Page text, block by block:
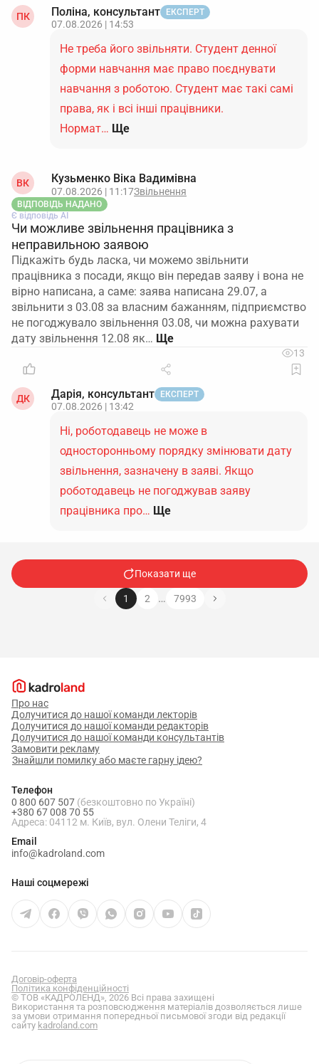
ПК Поліна, консультант ЕКСПЕРТ
07.08.2026 | 14:53
Не треба його звільняти. Студент денної
форми навчання має право поєднувати
навчання з роботою. Студент має такі самі
права, як і всі інші працівники.
Нормат… Ще
ВК Кузьменко Віка Вадимівна
07.08.2026 | 11:17Звільнення
ВІДПОВІДЬ НАДАНО
Є відповідь АІ
Чи можливе звільнення працівника з
неправильною заявою
Підкажіть будь ласка, чи можемо звільнити
працівника з посади, якщо він передав заяву і вона не
вірно написана, а саме: заява написана 29.07, а
звільнити з 03.08 за власним бажанням, підприємство
не погоджувало звільнення 03.08, чи можна рахувати
дату звільнення 12.08 як…
13
ДК Дарія, консультант ЕКСПЕРТ
07.08.2026 | 13:42
Ні, роботодавець не може в
односторонньому порядку змінювати дату
звільнення, зазначену в заяві. Якщо
роботодавець не погоджував заяву
працівника про… Ще
Показати ще
1 2 … 7993
Про нас
Долучитися до нашої команди лекторів
Долучитися до нашої команди редакторів
Долучитися до нашої команди консультантів
Замовити рекламу
Знайшли помилку або маєте гарну ідею?
Телефон
0 800 607 507 (безкоштовно по Україні)
+380 67 008 70 55
Адреса: 04112 м. Київ, вул. Олени Теліги, 4
Email
info@kadroland.com
Наші соцмережі
Договір-оферта
Політика конфіденційності
© ТОВ «КАДРОЛЕНД», 2026 Всі права захищені
Використання та розповсюдження матеріалів дозволяється лише
за умови отримання попередньої письмової згоди від редакції
сайту kadroland.com